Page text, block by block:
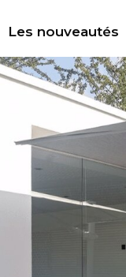
Les nouveautés